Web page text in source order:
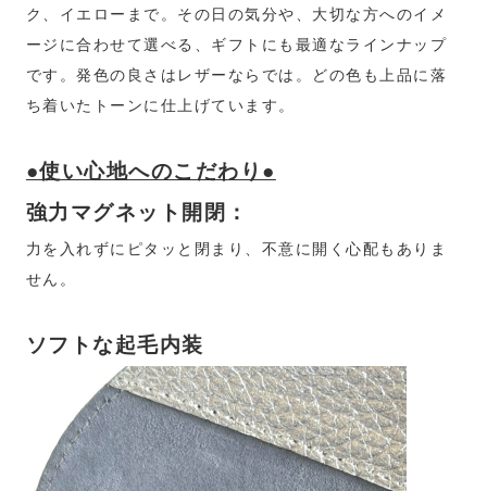
ク、イエローまで。その日の気分や、大切な方へのイメ
ージに合わせて選べる、ギフトにも最適なラインナップ
です。発色の良さはレザーならでは。どの色も上品に落
ち着いたトーンに仕上げています。
●使い心地へのこだわり●
強力マグネット開閉：
力を入れずにピタッと閉まり、不意に開く心配もありま
せん。
ソフトな起毛内装